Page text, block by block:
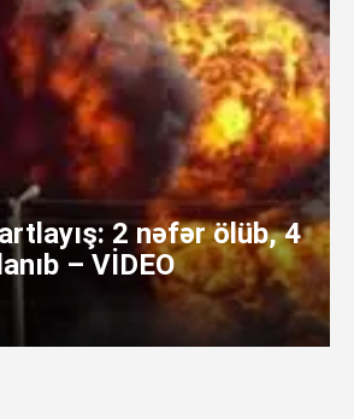
2 nəfər ölüb, 4
– VİDEO